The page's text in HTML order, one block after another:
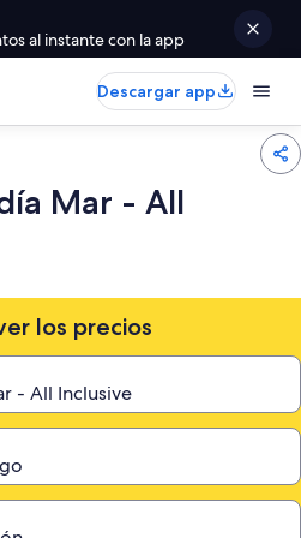
al instante con la app
Descargar app
Mar - All
los precios